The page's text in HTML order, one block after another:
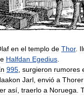
en el templo de Thor.
Halfdan Egedius.
995, surgieron rumores
Jarl, envió a Thorer
así, traerlo a Noruega.